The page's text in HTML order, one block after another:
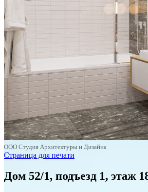
ООО Студия Архитектуры и Дизайна
Страница для печати
Дом 52/1, подъезд 1, этаж